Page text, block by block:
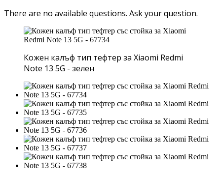
There are no available questions. Ask your question.
Кожен калъф тип тефтер за Xiaomi Redmi
Note 13 5G - зелен